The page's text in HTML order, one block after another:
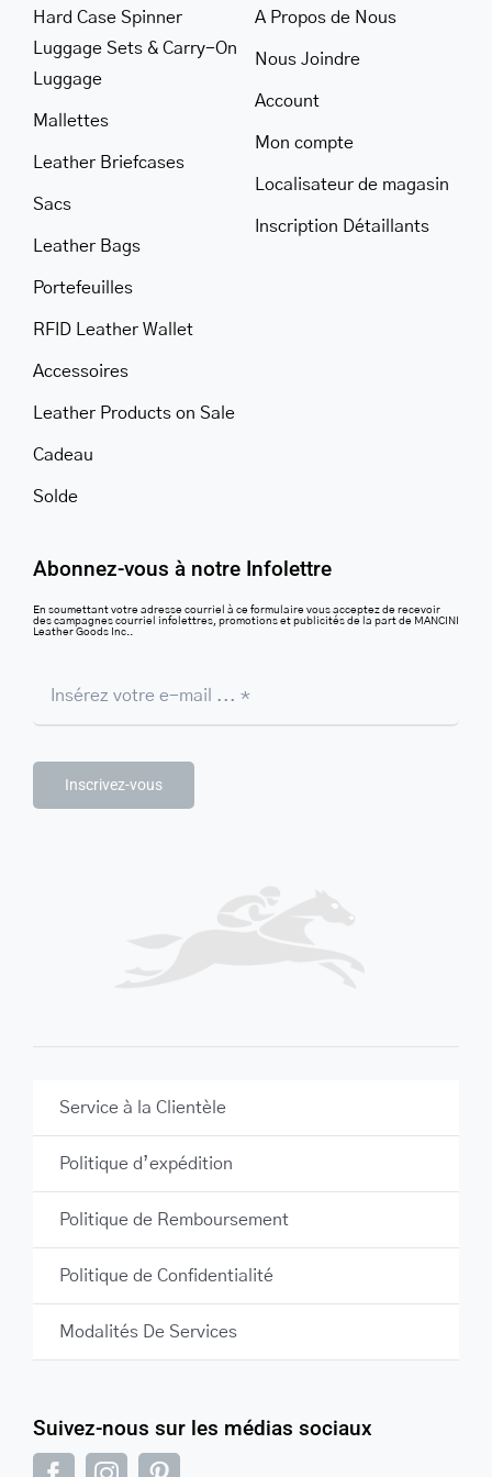
LEATHER BILL CLIPS
LEATHER LUGGAGE TAGS
LEATHER CELL PHONE WALLET CASE
LEATHER PRODUCTS ON SALE
CADEAU
SOLDE
SE CONNECTER
Suivez-nous sur les médias sociaux
Hard Case Spinner
Luggage Sets & Carry-On
Luggage
Mallettes
Leather Briefcases
Sacs
Leather Bags
Portefeuilles
RFID Leather Wallet
Accessoires
Leather Products on Sale
Cadeau
Solde
A Propos de Nous
Nous Joindre
Account
Mon compte
Localisateur de magasin
Inscription Détaillants
Abonnez-vous à notre Infolettre
En soumettant votre adresse courriel à ce formulaire vous acceptez de recevoir
des campagnes courriel infolettres, promotions et publicités de la part de MANCINI
Leather Goods Inc..
Inscrivez-vous
Service à la Clientèle
Politique d’expédition
Politique de Remboursement
Politique de Confidentialité
Modalités De Services